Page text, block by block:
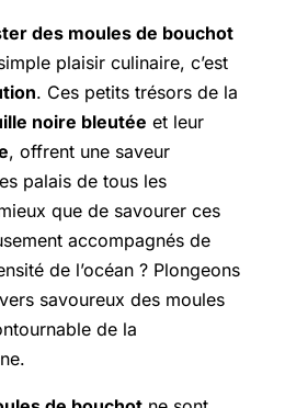
des moules de bouchot
plaisir culinaire, c’est
. Ces petits trésors de la
noire bleutée et leur
, offrent une saveur
palais de tous les
que de savourer ces
accompagnés de
de l’océan ? Plongeons
savoureux des moules
de la